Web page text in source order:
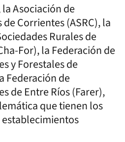
Asociación de
Corrientes (ASRC), la
Rurales de
For), la Federación de
y Forestales de
Federación de
de Entre Ríos (Farer),
que tienen los